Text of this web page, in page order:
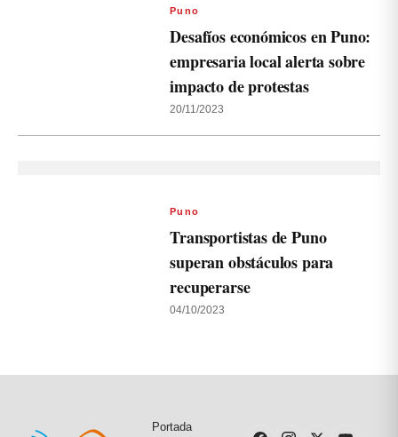
Puno
Desafíos económicos en Puno:
empresaria local alerta sobre
impacto de protestas
20/11/2023
Puno
Transportistas de Puno
superan obstáculos para
recuperarse
04/10/2023
Portada